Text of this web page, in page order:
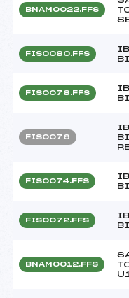
BNAM0022.FFS
FIS0080.FFS
FIS0078.FFS
FIS0076
FIS0074.FFS
FIS0072.FFS
BNAM0012.FFS